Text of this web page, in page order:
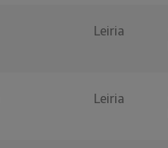
Leiria
Leiria